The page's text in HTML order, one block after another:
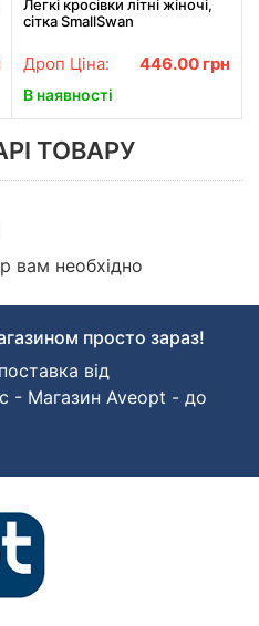
Легкі кросівки літні жіночі,
сітка SmallSwan
Дроп Ціна: 446.00 грн
В наявності
ТОВАРУ
вам необхідно
просто зараз!
від
- Магазин Aveopt - до